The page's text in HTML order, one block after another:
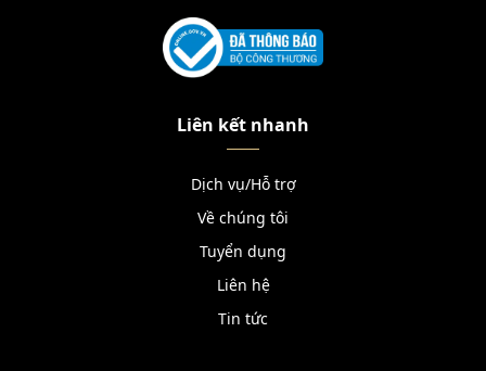
Liên kết nhanh
Dịch vụ/Hỗ trợ
Về chúng tôi
Tuyển dụng
Liên hệ
Tin tức